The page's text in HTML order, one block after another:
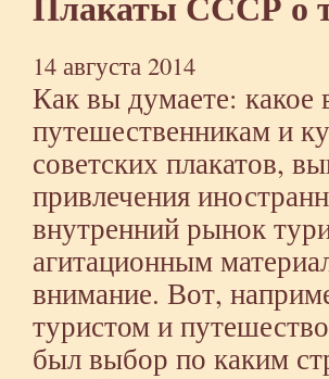
14 августа 2014
Как вы думаете:
путешественникам и
советских плакатов,
привлечения
внутренний рынок
агитационным
внимание. Вот,
туристом и
был выбор по каким